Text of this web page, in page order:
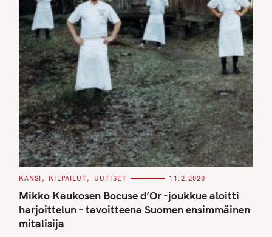
C
T
E
G
O
R
I
KANSI KILPAILUT UUTISET 11.2.2020
Mikko Kaukosen Bocuse d’Or -joukkue aloitti
harjoittelun – tavoitteena Suomen ensimmäinen
mitalisija